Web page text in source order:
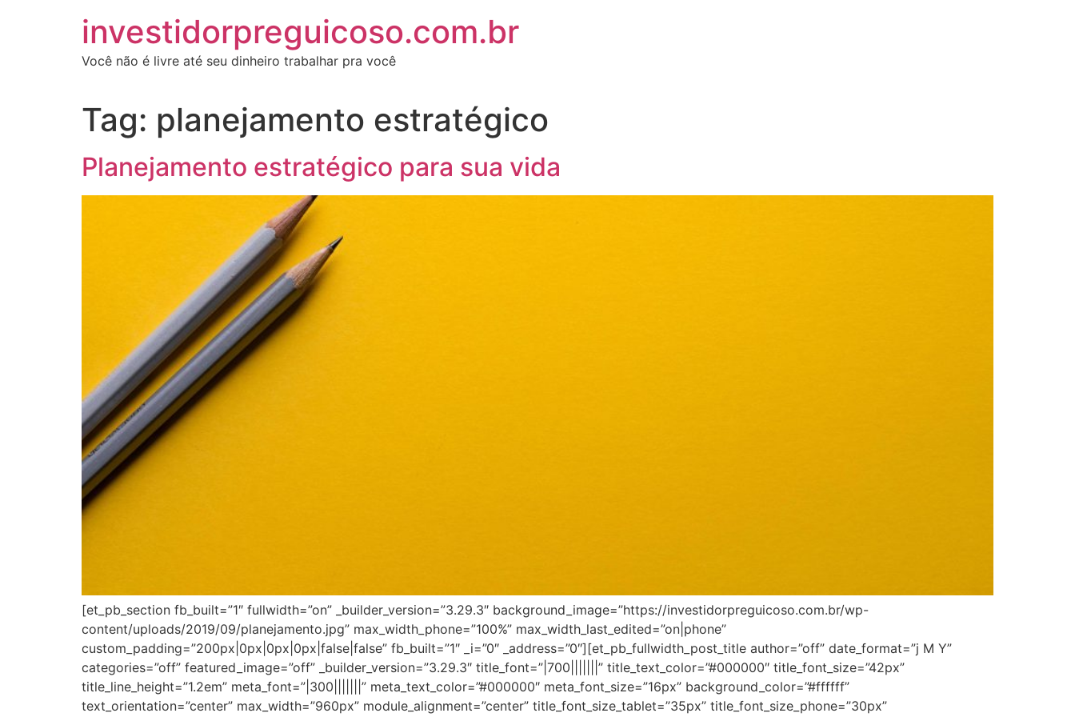
investidorpreguicoso.com.br
Você não é livre até seu dinheiro trabalhar pra você
Tag: planejamento estratégico
Planejamento estratégico para sua vida
[et_pb_section fb_built=”1″ fullwidth=”on” _builder_version=”3.29.3″ background_image=”https://investidorpreguicoso.com.br/wp-
content/uploads/2019/09/planejamento.jpg” max_width_phone=”100%” max_width_last_edited=”on|phone”
custom_padding=”200px|0px|0px|0px|false|false” fb_built=”1″ _i=”0″ _address=”0″][et_pb_fullwidth_post_title author=”off” date_format=”j M Y”
categories=”off” featured_image=”off” _builder_version=”3.29.3″ title_font=”|700|||||||” title_text_color=”#000000″ title_font_size=”42px”
title_line_height=”1.2em” meta_font=”|300|||||||” meta_text_color=”#000000″ meta_font_size=”16px” background_color=”#ffffff”
text_orientation=”center” max_width=”960px” module_alignment=”center” title_font_size_tablet=”35px” title_font_size_phone=”30px”